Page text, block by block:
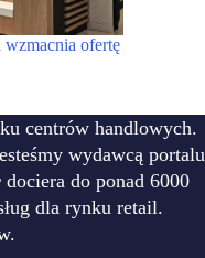
wzmacnia ofertę
centrów handlowych.
wydawcą portalu
dociera do ponad 6000
dla rynku retail.